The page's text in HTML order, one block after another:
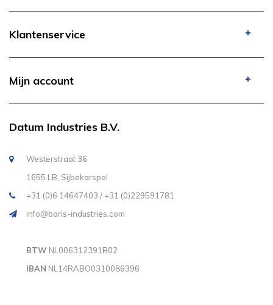
Klantenservice
Mijn account
Datum Industries B.V.
Westerstraat 36
1655 LB, Sijbekarspel
+31 (0)6 14647403 / +31 (0)229591781
info@boris-industries.com
BTW NL006312391B02
IBAN NL14RABO0310086396